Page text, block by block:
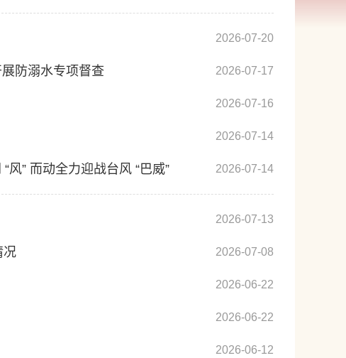
2026-07-20
防溺水专项督查 2026-07-17
2026-07-16
2026-07-14
” 而动全力迎战台风 “巴威” 2026-07-14
2026-07-13
况 2026-07-08
2026-06-22
2026-06-22
2026-06-12